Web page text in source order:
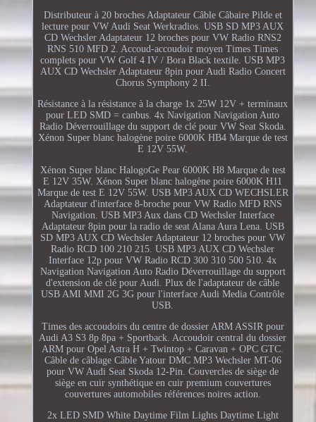
Distributeur à 20 broches Adaptateur Câble Câbaire Pilde et
lecture pour VW Audi Seat Werkradios. USB SD MP3 AUX
CD Wechsler Adaptateur 12 broches pour VW Radio RNS2
RNS 510 MFD 2. Accoud-accoudoir moyen Times Times
complets pour VW Golf 4 IV / Bora Black textile. USB MP3
AUX CD Wechsler Adaptateur 8pin pour Audi Radio Concert
Chorus Symphony 2 II.
Résistance à la résistance à la charge 1x 25W 12V + terminaux
pour LED SMD = canbus. 4x Navigation Navigation Auto
Radio Déverrouillage du support de clé pour VW Seat Skoda.
Xénon Super blanc halogène poire 6000K HB4 Marque de test
E 12V 55W.
Xénon Super blanc HalogoGe Pear 6000K H8 Marque de test
E 12V 35W. Xénon Super blanc halogène poire 6000K H11
Marque de test E 12V 55W. USB MP3 AUX CD WECHSLER
Adaptateur d'interface 8-broche pour VW Radio MFD RNS
Navigation. USB MP3 Aux dans CD Wechsler Interface
Adaptateur 8pin pour la radio de seat Alana Aura Lena. USB
SD MP3 AUX CD Wechsler Adaptateur 12 broches pour VW
Radio RCD 100 210 215. USB MP3 AUX CD Wechsler
Interface 12p pour VW Radio RCD 300 310 500 510. 4x
Navigation Navigation Auto Radio Déverrouillage du support
d'extension de clé pour Audi. Plux de l'adaptateur de câble
USB AMI MMI 2G 3G pour l'interface Audi Media Contrôle
USB.
Times des accoudoirs du centre de dossier ARM ASSIR pour
Audi A3 S3 8p 8pa + Sportback. Accoudoir central du dossier
ARM pour Opel Astra H + Twintop + Caravan + OPC GTC.
Câble de câblage Câble Yatour DMC MP3 Wechsler MT-06
pour VW Audi Seat Skoda 12-Pin. Couvercles de siège de
siège en cuir synthétique en cuir premium couvertures
couvertures automobiles références noires action.
2x LED SMD White Daytime Film Lights Daytime Light